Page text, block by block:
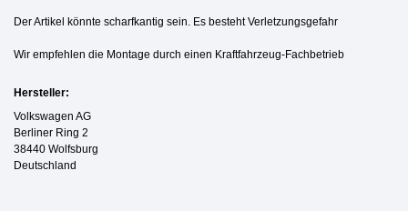
Der Artikel könnte scharfkantig sein. Es besteht Verletzungsgefahr
Wir empfehlen die Montage durch einen Kraftfahrzeug-Fachbetrieb
Hersteller:
Volkswagen AG
Berliner Ring 2
38440 Wolfsburg
Deutschland